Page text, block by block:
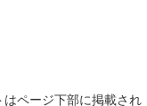
ページ下部に掲載され